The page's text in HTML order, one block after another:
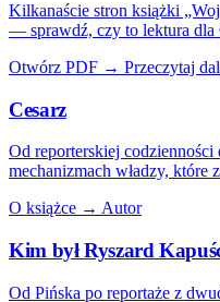
Kilkanaście stron książki
— sprawdź, czy to lektura dla
Otwórz PDF → Przeczytaj
Cesarz
Od reporterskiej codzienności
mechanizmach władzy, które
O książce → Autor
Kim był Ryszard
Od Pińska po reportaże z